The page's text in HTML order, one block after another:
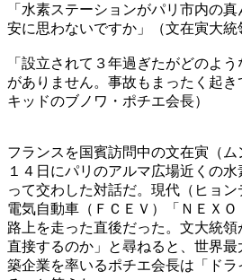
「水素ステーションがパリ市内の
安に思わないですか」（文在寅大統
「設立されて３年過ぎたがどのよ
がありません。事故もまったく起き
キッドのブノワ・ポチエ会長）
フランスを国賓訪問中の文在寅（
１４日にパリのアルマ広場近くの
って交わした対話だ。現代（ヒョ
電気自動車（ＦＣＥＶ）「ＮＥＸ
路上を走った直後だった。文大統
直接するのか」と尋ねると、世界
築企業を率いるポチエ会長は「ド